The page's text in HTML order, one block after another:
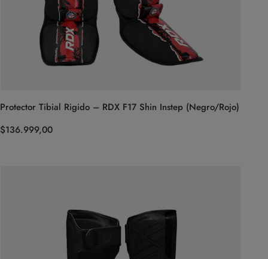
Protector Tibial Rigido – RDX F17 Shin Instep (Negro/Rojo)
$136.999,00